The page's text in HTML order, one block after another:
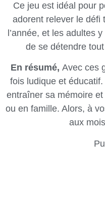
Ce jeu est idéal pour
adorent relever le défi
l’année, et les adultes
de se détendre
En résumé, Avec ces
fois ludique et éducatif.
entraîner sa mémoire
ou en famille. Alors, à
aux